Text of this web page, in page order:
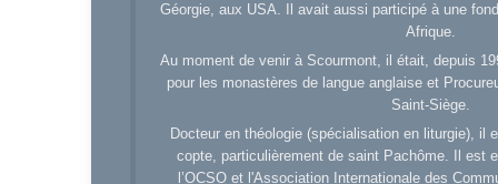
Géorgie, aux USA. Il avait aussi participé à une
Afrique.
Au moment de venir à Scourmont, il était, depuis
pour les monastères de langue anglaise et
Saint-Siège.
Docteur en théologie (spécialisation en liturgie), il
copte, particulièrement de saint Pachôme. Il est
l’OCSO et l'Association Internationale des